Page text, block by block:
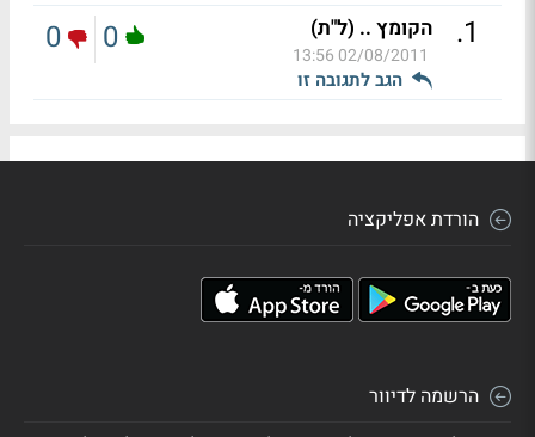
1
. הקומץ .. (ל"ת)
02/08/2011 13:56
הגב לתגובה זו
0
0
הורדת אפליקציה
הרשמה לדיוור